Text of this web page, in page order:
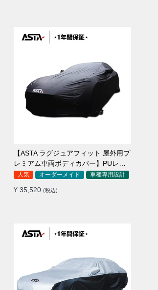
【ASTA ラグジュアフィット 屋外用プ
レミアム車両ボディカバー】PUレザ
ー製 オーダーメイド 高級感 裏起毛車
人気 オーダーメイド 車種専用設計
¥ 35,520 (税込)